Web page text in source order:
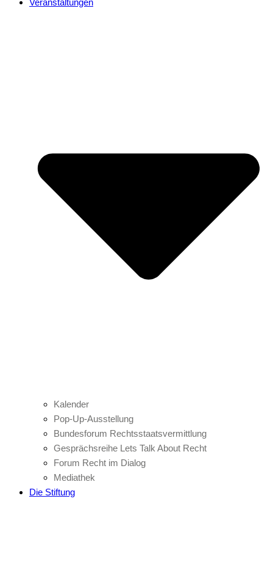
Veranstaltungen
Kalender
Pop-Up-Ausstellung
Bundesforum Rechtsstaatsvermittlung
Gesprächsreihe Lets Talk About Recht
Forum Recht im Dialog
Mediathek
Die Stiftung